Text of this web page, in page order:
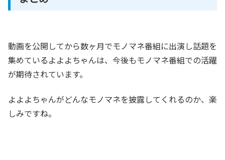
動画を公開してから数ヶ月でモノマネ番組に出演し話題を
集めているよよよちゃんは、今後もモノマネ番組での活躍
が期待されています。
よよよちゃんがどんなモノマネを披露してくれるのか、楽
しみですね。